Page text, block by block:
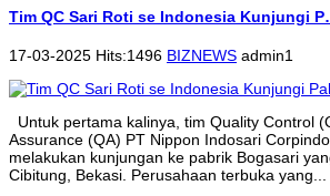
Tim QC Sari Roti se Indonesia Kunjungi
17-03-2025 Hits:1496 BIZNEWS admin1
Untuk pertama kalinya, tim Quality Control
Assurance (QA) PT Nippon Indosari
melakukan kunjungan ke pabrik Bogasari
Cibitung, Bekasi. Perusahaan terbuka yang...